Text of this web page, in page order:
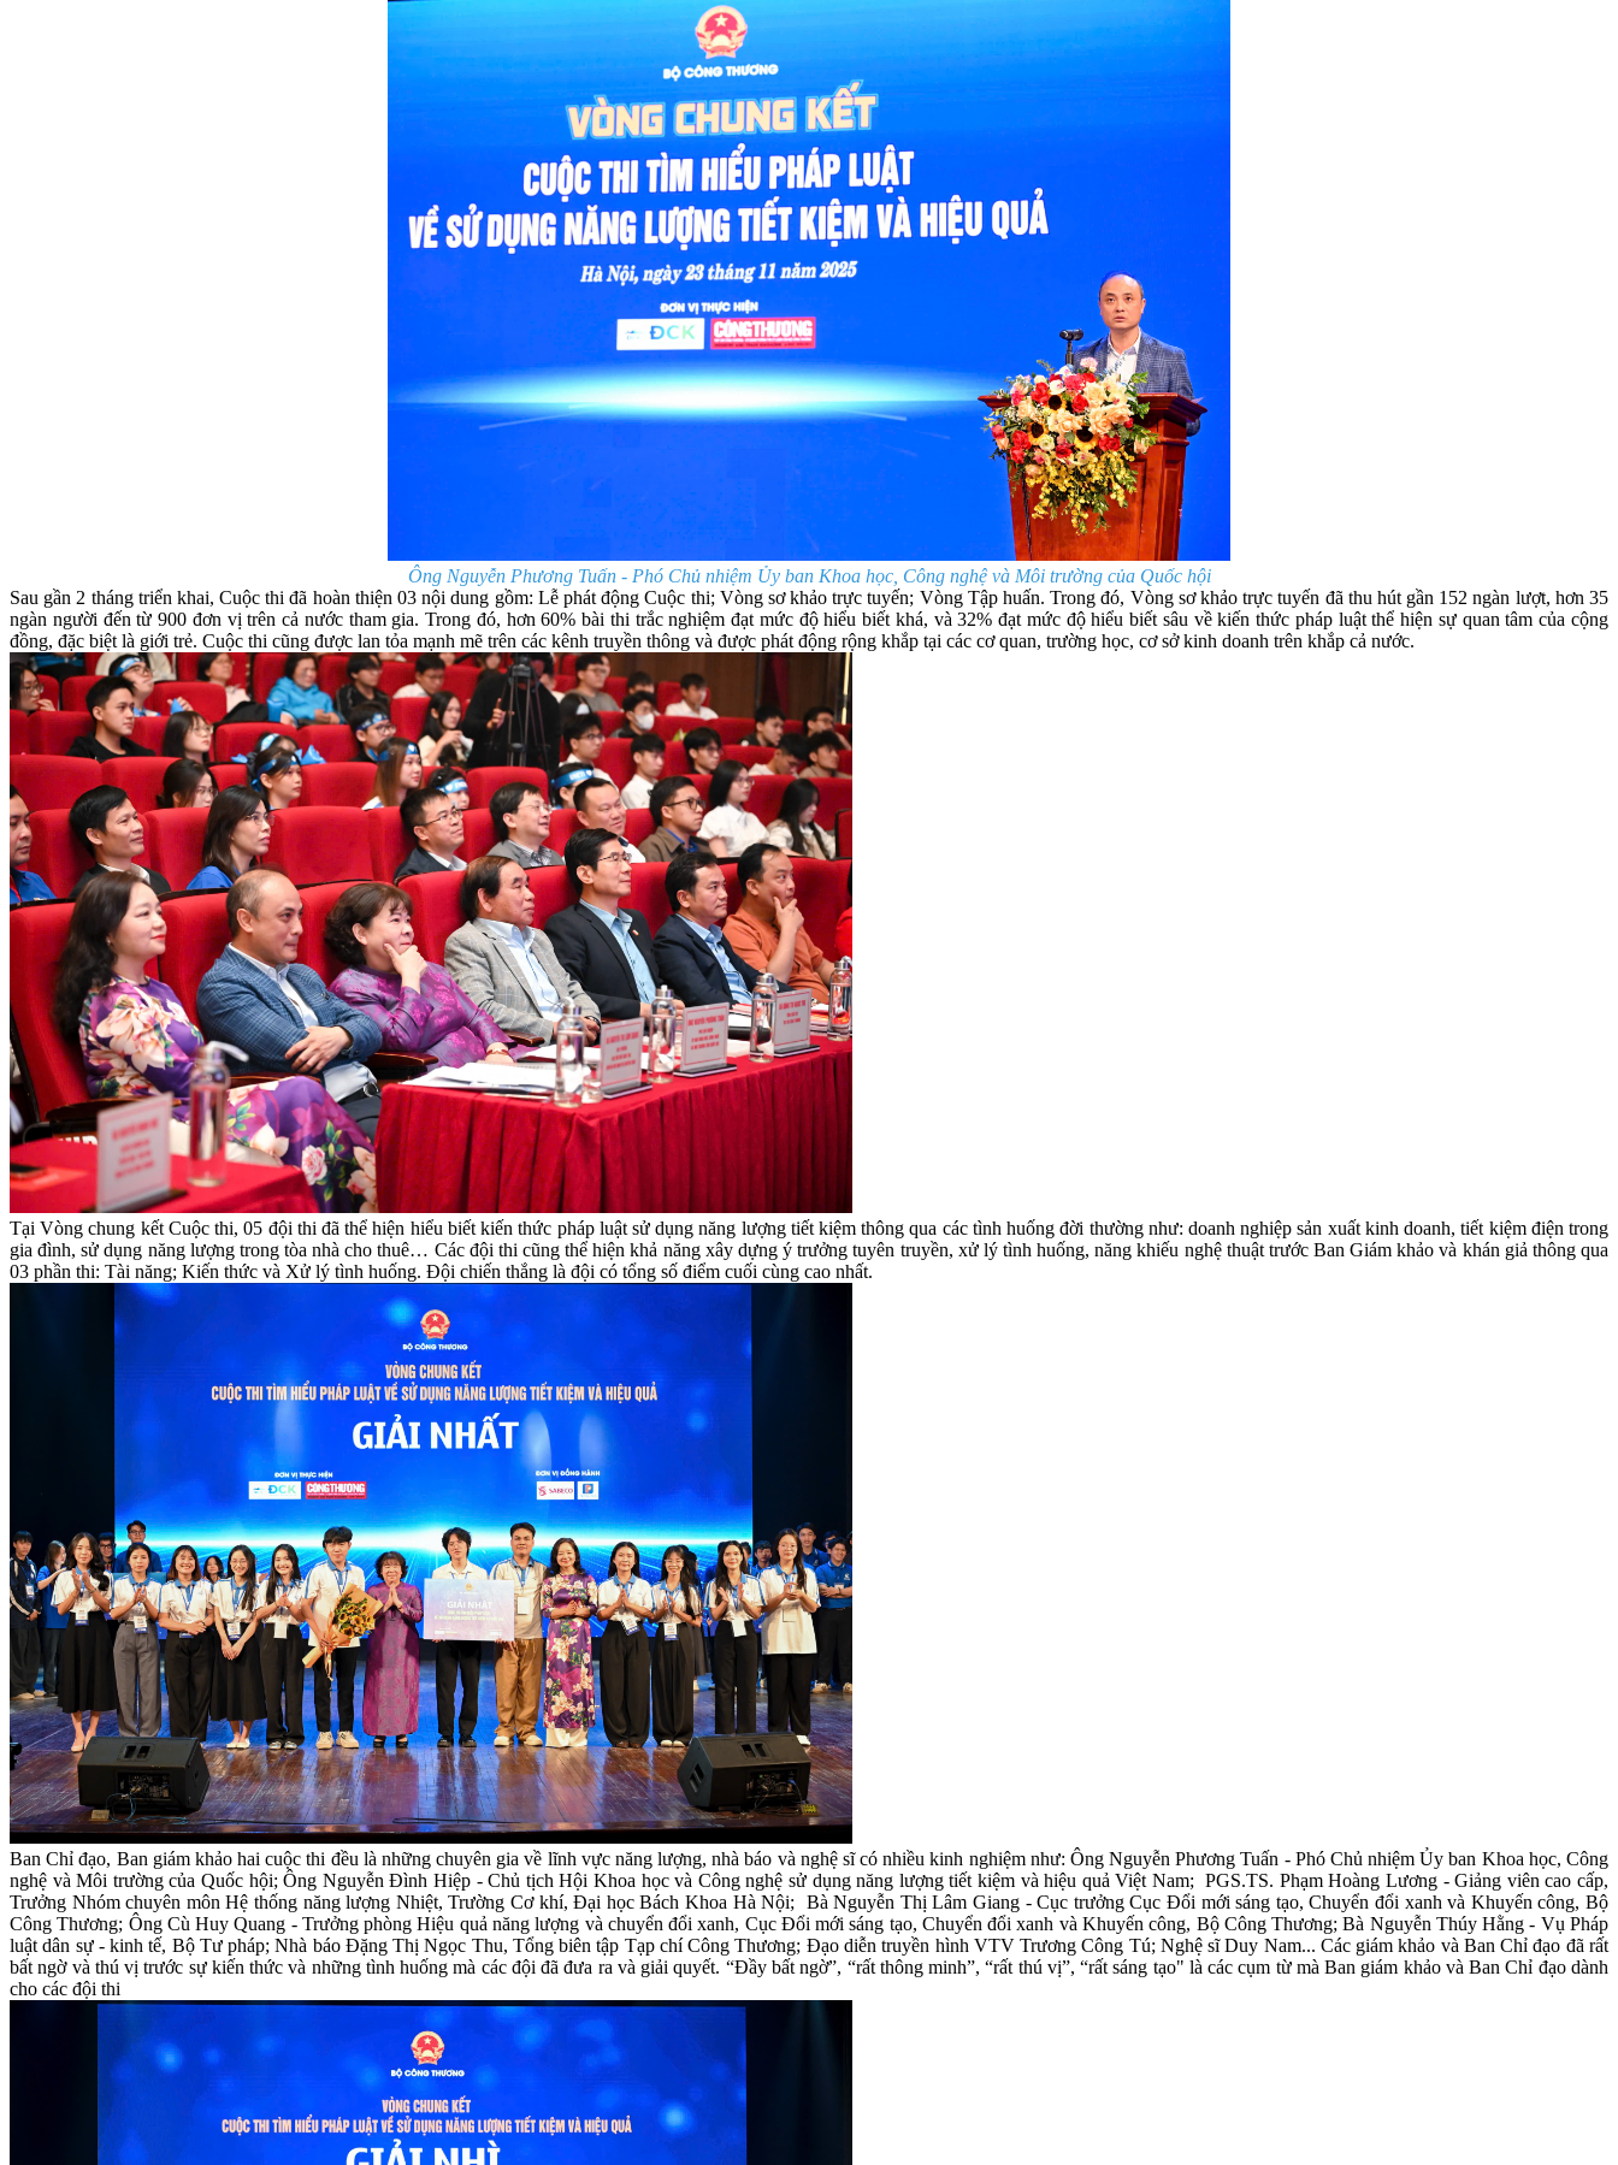
Ông Nguyễn Phương Tuấn - Phó Chủ nhiệm Ủy ban Khoa học, Công nghệ và Môi trường của Quốc hội
Sau gần 2 tháng triển khai, Cuộc thi đã hoàn thiện 03 nội dung gồm: Lễ phát động Cuộc thi; Vòng sơ khảo trực tuyến; Vòng Tập huấn. Trong đó, Vòng sơ khảo trực tuyến đã thu hút gần 152 ngàn lượt, hơn 35
ngàn người đến từ 900 đơn vị trên cả nước tham gia. Trong đó, hơn 60% bài thi trắc nghiệm đạt mức độ hiểu biết khá, và 32% đạt mức độ hiểu biết sâu về kiến thức pháp luật thể hiện sự quan tâm của cộng
đồng, đặc biệt là giới trẻ. Cuộc thi cũng được lan tỏa mạnh mẽ trên các kênh truyền thông và được phát động rộng khắp tại các cơ quan, trường học, cơ sở kinh doanh trên khắp cả nước.
Tại Vòng chung kết Cuộc thi, 05 đội thi đã thể hiện hiểu biết kiến thức pháp luật sử dụng năng lượng tiết kiệm thông qua các tình huống đời thường như: doanh nghiệp sản xuất kinh doanh, tiết kiệm điện trong
gia đình, sử dụng năng lượng trong tòa nhà cho thuê… Các đội thi cũng thể hiện khả năng xây dựng ý trưởng tuyên truyền, xử lý tình huống, năng khiếu nghệ thuật trước Ban Giám khảo và khán giả thông qua
03 phần thi: Tài năng; Kiến thức và Xử lý tình huống. Đội chiến thắng là đội có tổng số điểm cuối cùng cao nhất.
Ban Chỉ đạo, Ban giám khảo hai cuộc thi đều là những chuyên gia về lĩnh vực năng lượng, nhà báo và nghệ sĩ có nhiều kinh nghiệm như: Ông Nguyễn Phương Tuấn - Phó Chủ nhiệm Ủy ban Khoa học, Công
nghệ và Môi trường của Quốc hội; Ông Nguyễn Đình Hiệp - Chủ tịch Hội Khoa học và Công nghệ sử dụng năng lượng tiết kiệm và hiệu quả Việt Nam; PGS.TS. Phạm Hoàng Lương - Giảng viên cao cấp,
Trưởng Nhóm chuyên môn Hệ thống năng lượng Nhiệt, Trường Cơ khí, Đại học Bách Khoa Hà Nội; Bà Nguyễn Thị Lâm Giang - Cục trưởng Cục Đổi mới sáng tạo, Chuyển đổi xanh và Khuyến công, Bộ
Công Thương; Ông Cù Huy Quang - Trưởng phòng Hiệu quả năng lượng và chuyển đổi xanh, Cục Đổi mới sáng tạo, Chuyển đổi xanh và Khuyến công, Bộ Công Thương; Bà Nguyễn Thúy Hằng - Vụ Pháp
luật dân sự - kinh tế, Bộ Tư pháp; Nhà báo Đặng Thị Ngọc Thu, Tổng biên tập Tạp chí Công Thương; Đạo diễn truyền hình VTV Trương Công Tú; Nghệ sĩ Duy Nam... Các giám khảo và Ban Chỉ đạo đã rất
bất ngờ và thú vị trước sự kiến thức và những tình huống mà các đội đã đưa ra và giải quyết. “Đầy bất ngờ”, “rất thông minh”, “rất thú vị”, “rất sáng tạo" là các cụm từ mà Ban giám khảo và Ban Chỉ đạo dành
cho các đội thi